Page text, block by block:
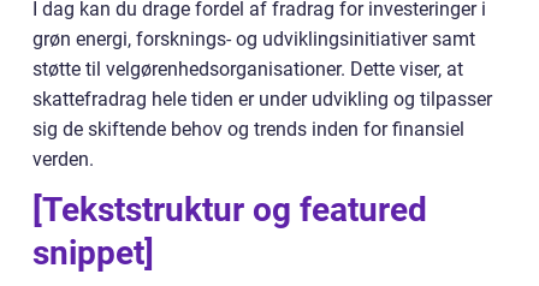
I dag kan du drage fordel af fradrag for investeringer i
grøn energi, forsknings- og udviklingsinitiativer samt
støtte til velgørenhedsorganisationer. Dette viser, at
skattefradrag hele tiden er under udvikling og tilpasser
sig de skiftende behov og trends inden for finansiel
verden.
[Tekststruktur og featured
snippet]